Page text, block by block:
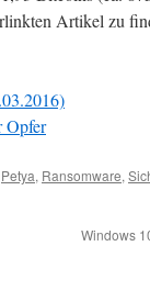
Artikel zu
Opfer
Petya, Ransomware,
Windows